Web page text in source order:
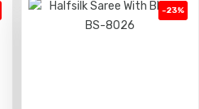
-23%